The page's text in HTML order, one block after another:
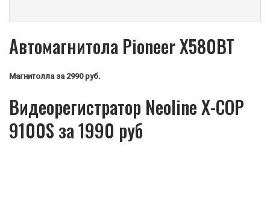
Автомагнитола Pioneer X580BT
Магнитолла за 2990 руб.
Видеорегистратор Neoline X-COP
9100S за 1990 руб